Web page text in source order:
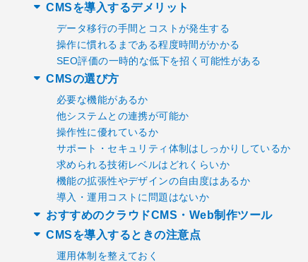
CMSを導入するデメリット
データ移行の手間とコストが発生する
操作に慣れるまである程度時間がかかる
SEO評価の一時的な低下を招く可能性がある
CMSの選び方
必要な機能があるか
他システムとの連携が可能か
操作性に優れているか
サポート・セキュリティ体制はしっかりしているか
求められる技術レベルはどれくらいか
機能の拡張性やデザインの自由度はあるか
導入・運用コストに問題はないか
おすすめのクラウドCMS・Web制作ツール
CMSを導入するときの注意点
運用体制を整えておく